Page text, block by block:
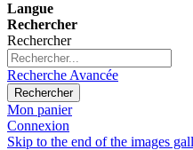
Langue
Rechercher
Rechercher
Recherche Avancée
Rechercher
Mon panier
Connexion
Skip to the end of the images